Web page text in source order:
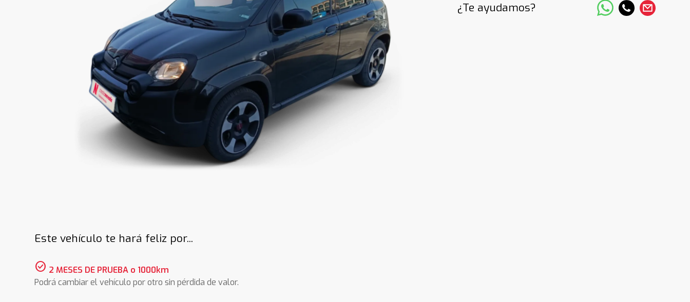
¿Te ayudamos?
Este vehículo te hará feliz por...
check_circle 2 MESES DE PRUEBA o 1000km
Podrá cambiar el vehículo por otro sin pérdida de valor.